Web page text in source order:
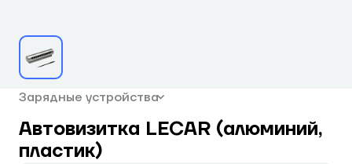
Зарядные устройства
Автовизитка LECAR (алюминий,
пластик)